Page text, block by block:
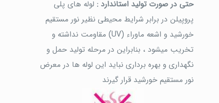
حتی در صورت تولید استاندارد :لوله های پلی
پروپیلن در برابر شرایط محیطی نظیر نور مستقیم
خورشید و اشعه ماوراء (UV) مقاومت نداشته و
تخریب میشود ، بنابراین در مرحله تولید حمل و
نگهداری و بهره برداری نباید این لوله ها در معرض
نور مستقیم خورشید قرار گیرند